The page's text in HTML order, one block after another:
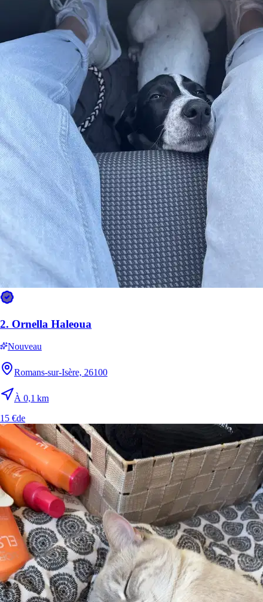
Il est plus facile de chercher des pet sitters dans l’appli
Téléchargez l’appli Sittsy
2. Ornella Haleoua
Nouveau
Romans-sur-Isère, 26100
À 0,1 km
15 €de